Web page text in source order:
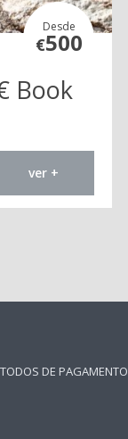
Desde
€500
Book
ver +
DE PAGAMENTO